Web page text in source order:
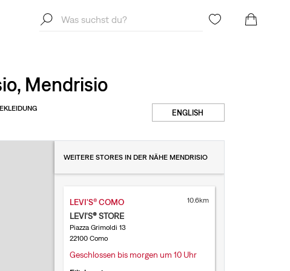
Mendrisio
ENGLISH
WEITERE STORES IN DER NÄHE MENDRISIO
LEVI'S® COMO
LEVI'S® STORE
10.6km
Piazza Grimoldi 13
22100 Como
Geschlossen bis morgen um 10 Uhr